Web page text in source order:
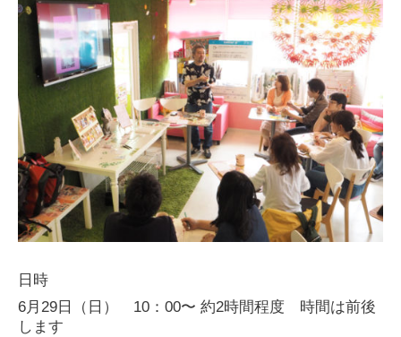
日時
6月29日（日） 10：00〜 約2時間程度 時間は前後
します